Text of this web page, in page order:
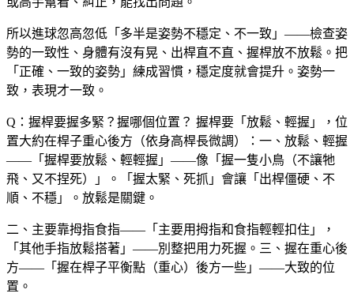
所以進球忽高忽低「多半是姿勢不穩定、不一致」——檢查姿
勢的一致性、身體有沒有晃、出桿直不直、握桿放不放鬆。把
「正確、一致的姿勢」練成習慣，穩定度就會提升。姿勢一
致，表現才一致。
Q：握桿要握多緊？握哪個位置？ 握桿要「放鬆、輕握」，位
置大約在桿子重心後方（依身高桿長微調）：一、放鬆、輕握
——「握桿要放鬆、輕輕握」——像「握一隻小鳥（不讓牠
飛、又不捏死）」。「握太緊、死抓」會讓「出桿僵硬、不
順、不穩」。放鬆是關鍵。
二、主要靠拇指食指——「主要用拇指和食指輕輕扣住」，
「其他手指放鬆搭著」——別整把用力死握。三、握在重心後
方——「握在桿子平衡點（重心）後方一些」——大致的位
置。